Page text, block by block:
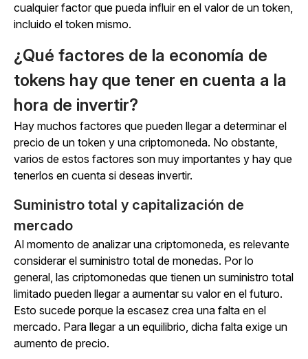
cualquier factor que pueda influir en el valor de un token,
incluido el token mismo.
¿Qué factores de la economía de
tokens hay que tener en cuenta a la
hora de invertir?
Hay muchos factores que pueden llegar a determinar el
precio de un token y una criptomoneda. No obstante,
varios de estos factores son muy importantes y hay que
tenerlos en cuenta si deseas invertir.
Suministro total y capitalización de
mercado
Al momento de analizar una criptomoneda, es relevante
considerar el suministro total de monedas. Por lo
general, las criptomonedas que tienen un suministro total
limitado pueden llegar a aumentar su valor en el futuro.
Esto sucede porque la escasez crea una falta en el
mercado. Para llegar a un equilibrio, dicha falta exige un
aumento de precio.